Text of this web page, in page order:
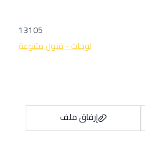
13105
لوحات - فنون متنوعة
إرفاق ملف